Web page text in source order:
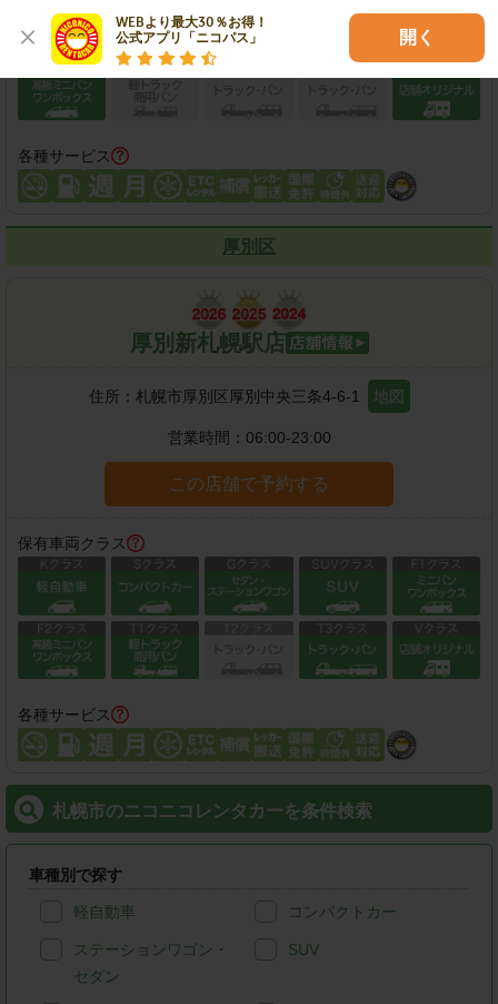
WEBより最大30％お得！
公式アプリ「ニコパス」
開く
各種サービス
厚別区
厚別新札幌駅店
住所： 札幌市厚別区厚別中央三条4-6-1 地図
営業時間： 06:00-23:00
この店舗で予約する
保有車両クラス
各種サービス
札幌市のニコニコレンタカーを条件検索
車種別で探す
軽自動車 コンパクトカー
ステーションワゴン・
セダン
SUV